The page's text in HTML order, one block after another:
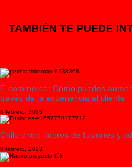
TAMBIÉN TE PUEDE
E-commerce: Cómo puedes
través de la experiencia al cliente
8 febrero, 2023
Chile entre líderes de fusiones y
8 febrero, 2023